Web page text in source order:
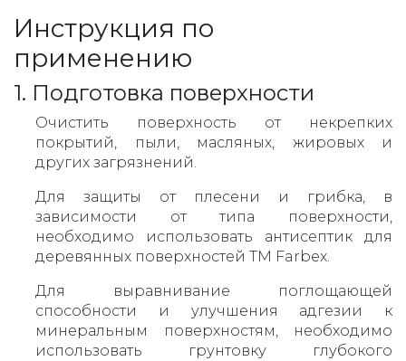
Инструкция по
применению
1. Подготовка поверхности
Очистить поверхность от некрепких
покрытий, пыли, масляных, жировых и
других загрязнений.
Для защиты от плесени и грибка, в
зависимости от типа поверхности,
необходимо использовать антисептик для
деревянных поверхностей ТМ Farbex.
Для выравнивание поглощающей
способности и улучшения адгезии к
минеральным поверхностям, необходимо
использовать грунтовку глубокого